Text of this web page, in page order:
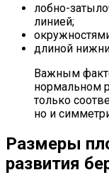
лобно-
линией;
длиной
Важным
нормальном
только
но и
Размеры
развития